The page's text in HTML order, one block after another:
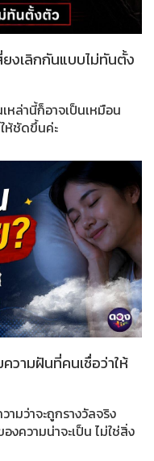
ยงเลิกกันแบบไม่ทันตั้ง
หล่านี้ก็อาจเป็นเหมือน
ห้ชัดขึ้นค่ะ
วามฝันที่คนเชื่อว่าให้
มว่าจะถูกรางวัลจริง
งความน่าจะเป็น ไม่ใช่สิ่ง